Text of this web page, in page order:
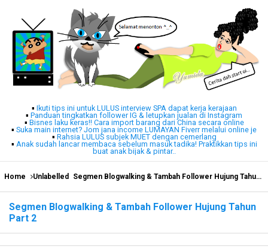
▪ Ikuti tips ini untuk LULUS interview SPA dapat kerja kerajaan
▪ Panduan tingkatkan follower IG & letupkan jualan di Instagram
▪ Bisnes laku keras!! Cara import barang dari China secara online
▪ Suka main internet? Jom jana income LUMAYAN Fiverr melalui online je
▪ Rahsia LULUS subjek MUET dengan cemerlang
▪ Anak sudah lancar membaca sebelum masuk tadika! Praktikkan tips ini
buat anak bijak & pintar..
Home Unlabelled Segmen Blogwalking & Tambah Follower Hujung Tahun Part 2
Segmen Blogwalking & Tambah Follower Hujung Tahun
Part 2